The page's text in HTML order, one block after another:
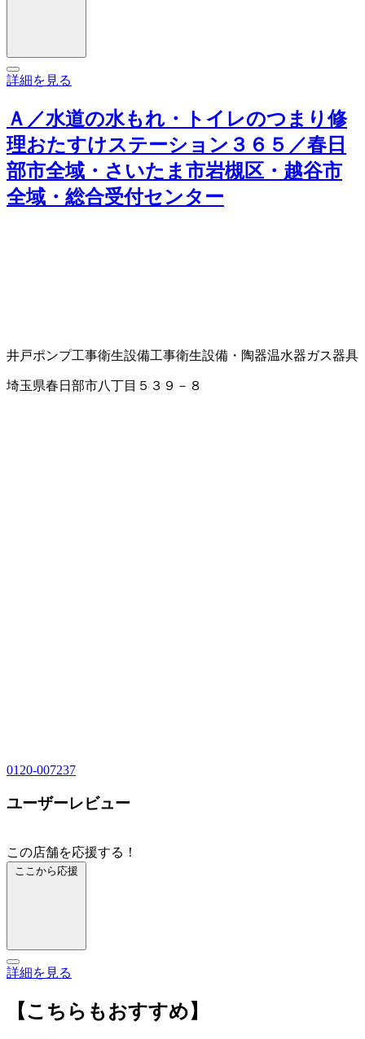
詳細を見る
Ａ／水道の水もれ・トイレのつまり修
理おたすけステーション３６５／春日
部市全域・さいたま市岩槻区・越谷市
全域・総合受付センター
井戸ポンプ工事衛生設備工事衛生設備・陶器温水器ガス器具
埼玉県春日部市八丁目５３９－８
0120-007237
ユーザーレビュー
この店舗を応援する！
ここから応援
詳細を見る
【こちらもおすすめ】